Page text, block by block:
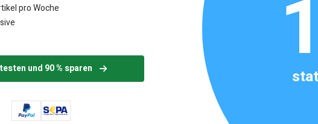
pro Woche
und 90 % sparen